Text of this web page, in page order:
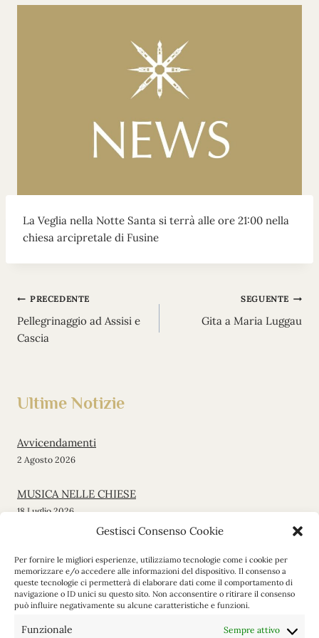
Gestisci Consenso Cookie
Per fornire le migliori esperienze, utilizziamo tecnologie come i cookie per
memorizzare e/o accedere alle informazioni del dispositivo. Il consenso a
queste tecnologie ci permetterà di elaborare dati come il comportamento di
navigazione o ID unici su questo sito. Non acconsentire o ritirare il consenso
può influire negativamente su alcune caratteristiche e funzioni.
Funzionale Sempre attivo
La Veglia nella Notte Santa si terrà alle ore 21:00 nella
chiesa arcipretale di Fusine
Navigazione
articoli
PRECEDENTE
Pellegrinaggio ad Assisi e
Cascia
SEGUENTE
Gita a Maria Luggau
Ultime Notizie
Avvicendamenti
2 Agosto 2026
MUSICA NELLE CHIESE
18 Luglio 2026
12 Giugno 2026
Gita a Maria Luggau
19 Maggio 2026